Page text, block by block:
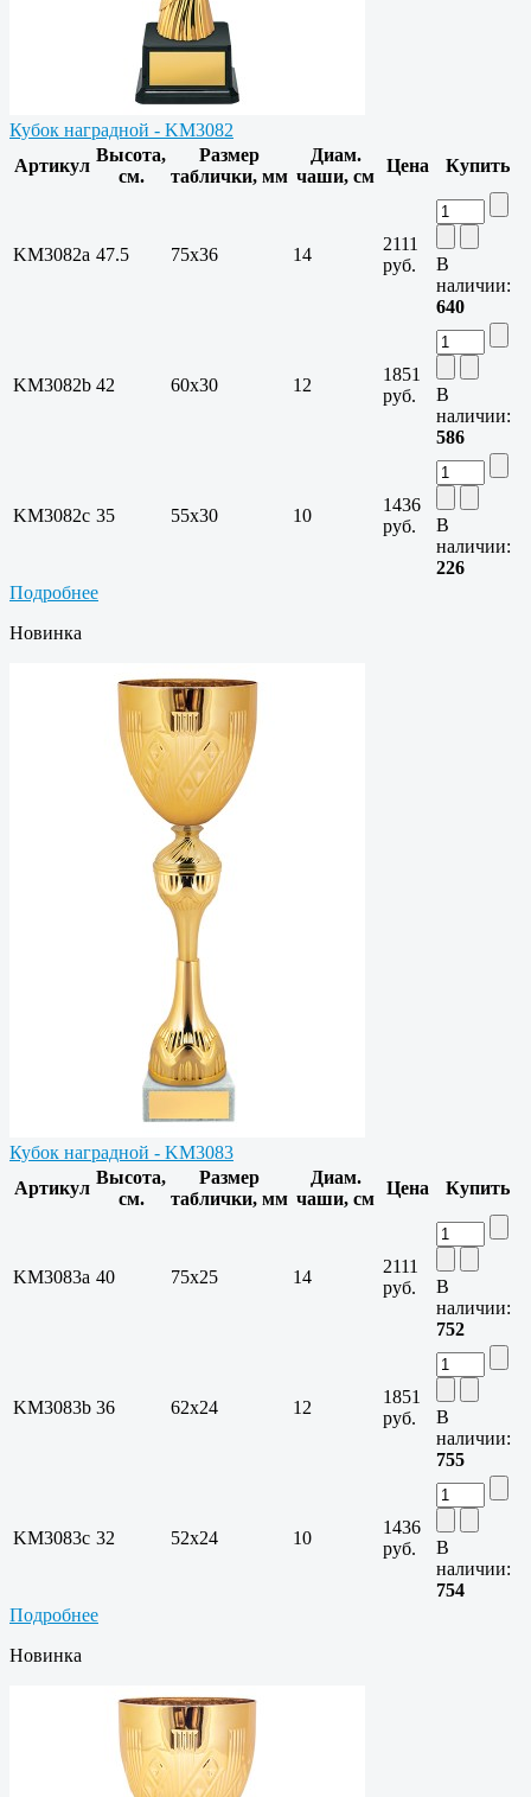
Кубок наградной - KM3082
Артикул
Высота,
см.
Размер
таблички, мм
Диам.
чаши, см
Цена Купить
KM3082a 47.5 75х36 14
2111
руб.
В
наличии:
640
KM3082b 42 60х30 12
1851
руб.
В
наличии:
586
KM3082c 35 55х30 10
1436
руб.
В
наличии:
226
Подробнее
Новинка
Кубок наградной - KM3083
Артикул
Высота,
см.
Размер
таблички, мм
Диам.
чаши, см
Цена Купить
KM3083a 40 75х25 14
2111
руб.
В
наличии:
752
KM3083b 36 62х24 12
1851
руб.
В
наличии:
755
KM3083c 32 52х24 10
1436
руб.
В
наличии:
754
Подробнее
Новинка